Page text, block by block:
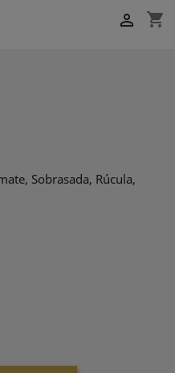
shopping_cart

Sobrasada, Rúcula,